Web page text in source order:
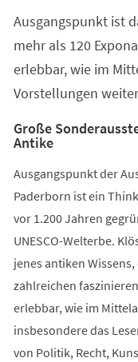
neuen
Tab)
Ausgangspunkt ist
mehr als 120
erlebbar, wie im
Vorstellungen
Große
Antike
Ausgangspunkt der
Paderborn ist ein
vor 1.200 Jahren
UNESCO-Welterbe.
jenes antiken
zahlreichen
erlebbar, wie im
insbesondere das
von Politik, Recht,